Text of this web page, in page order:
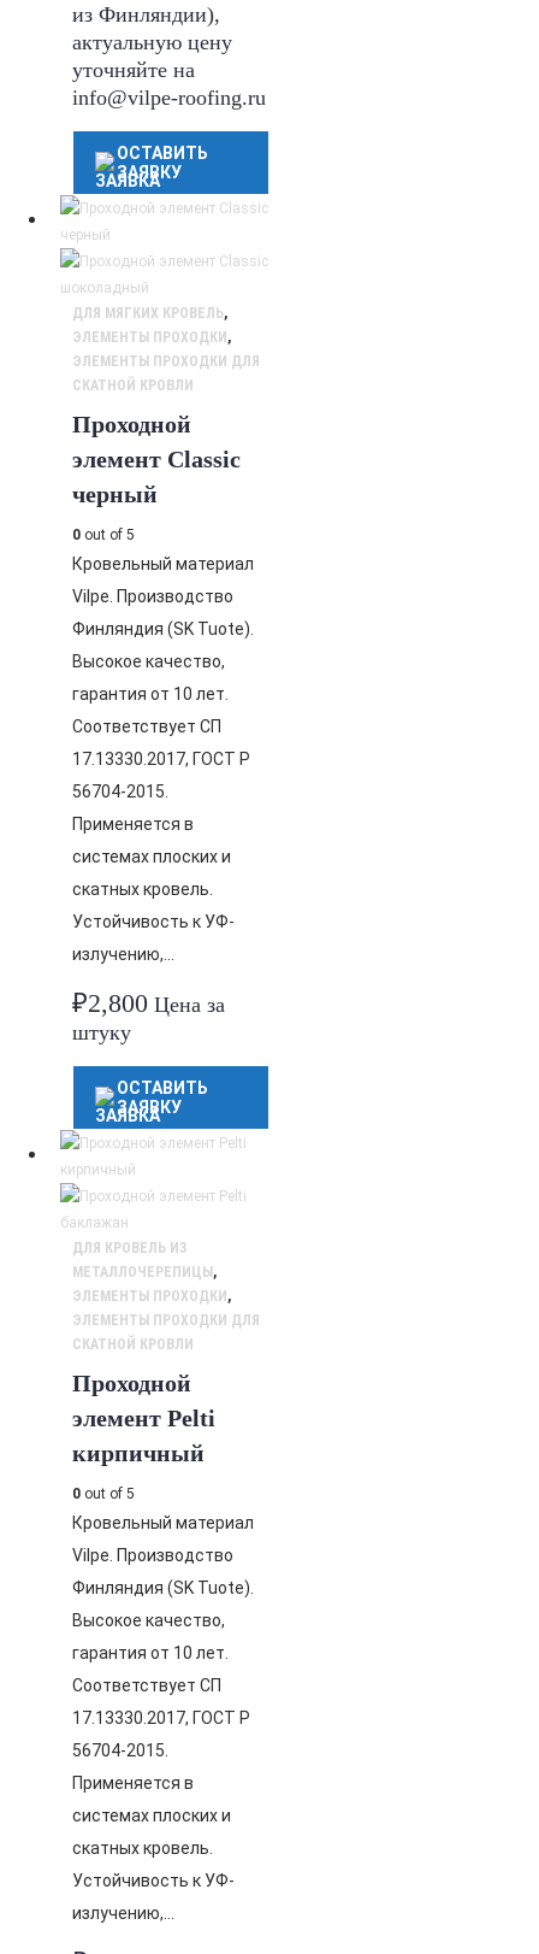
из Финляндии),
актуальную цену
уточняйте на
info@vilpe-roofing.ru
ОСТАВИТЬ
ЗАЯВКУ
ДЛЯ МЯГКИХ КРОВЕЛЬ,
ЭЛЕМЕНТЫ ПРОХОДКИ,
ЭЛЕМЕНТЫ ПРОХОДКИ ДЛЯ
СКАТНОЙ КРОВЛИ
Проходной
элемент Classic
черный
0 out of 5
Кровельный материал
Vilpe. Производство
Финляндия (SK Tuote).
Высокое качество,
гарантия от 10 лет.
Соответствует СП
17.13330.2017, ГОСТ Р
56704-2015.
Применяется в
системах плоских и
скатных кровель.
Устойчивость к УФ-
излучению,…
₽2,800 Цена за
штуку
ОСТАВИТЬ
ЗАЯВКУ
ДЛЯ КРОВЕЛЬ ИЗ
МЕТАЛЛОЧЕРЕПИЦЫ,
ЭЛЕМЕНТЫ ПРОХОДКИ,
ЭЛЕМЕНТЫ ПРОХОДКИ ДЛЯ
СКАТНОЙ КРОВЛИ
Проходной
элемент Pelti
кирпичный
0 out of 5
Кровельный материал
Vilpe. Производство
Финляндия (SK Tuote).
Высокое качество,
гарантия от 10 лет.
Соответствует СП
17.13330.2017, ГОСТ Р
56704-2015.
Применяется в
системах плоских и
скатных кровель.
Устойчивость к УФ-
излучению,…